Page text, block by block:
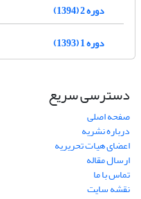
دوره 2 (1394)
دوره 1 (1393)
دسترسی سریع
صفحه اصلی
درباره نشریه
اعضای هیات تحریریه
ارسال مقاله
تماس با ما
نقشه سایت